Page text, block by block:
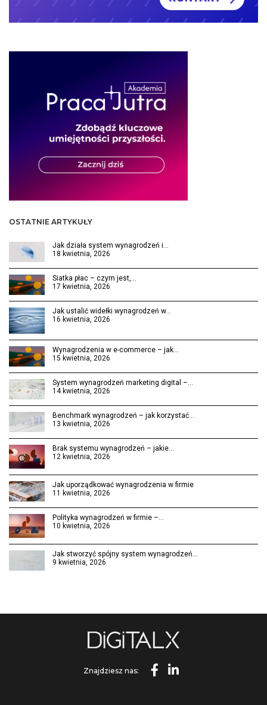
OSTATNIE ARTYKUŁY
Jak działa system wynagrodzeń i…
18 kwietnia, 2026
Siatka płac – czym jest,…
17 kwietnia, 2026
Jak ustalić widełki wynagrodzeń w…
16 kwietnia, 2026
Wynagrodzenia w e-commerce – jak…
15 kwietnia, 2026
System wynagrodzeń marketing digital –…
14 kwietnia, 2026
Benchmark wynagrodzeń – jak korzystać…
13 kwietnia, 2026
Brak systemu wynagrodzeń – jakie…
12 kwietnia, 2026
Jak uporządkować wynagrodzenia w firmie
11 kwietnia, 2026
Polityka wynagrodzeń w firmie –…
10 kwietnia, 2026
Jak stworzyć spójny system wynagrodzeń…
9 kwietnia, 2026
Znajdziesz nas: